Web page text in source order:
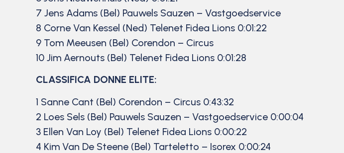
7 Jens Adams (Bel) Pauwels Sauzen – Vastgoedservice
8 Corne Van Kessel (Ned) Telenet Fidea Lions 0:01:22
9 Tom Meeusen (Bel) Corendon – Circus
10 Jim Aernouts (Bel) Telenet Fidea Lions 0:01:28
CLASSIFICA DONNE ELITE:
1 Sanne Cant (Bel) Corendon – Circus 0:43:32
2 Loes Sels (Bel) Pauwels Sauzen – Vastgoedservice 0:00:04
3 Ellen Van Loy (Bel) Telenet Fidea Lions 0:00:22
4 Kim Van De Steene (Bel) Tarteletto – Isorex 0:00:24